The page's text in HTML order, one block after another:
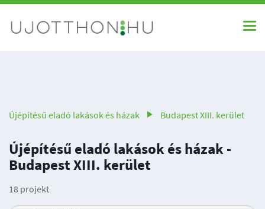
Újépítésű eladó lakások és házak Budapest XIII. kerület
Újépítésű eladó lakások és házak -
Budapest XIII. kerület
18 projekt